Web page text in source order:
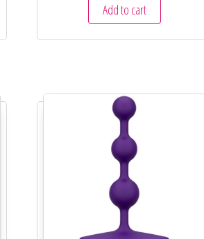
Add to cart